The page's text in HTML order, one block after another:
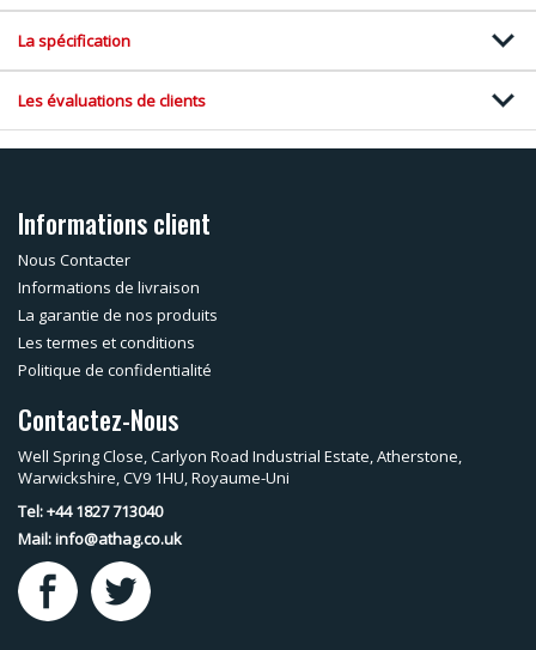
La spécification
Les évaluations de clients
Informations client
Nous Contacter
Informations de livraison
La garantie de nos produits
Les termes et conditions
Politique de confidentialité
Contactez-Nous
Well Spring Close, Carlyon Road Industrial Estate, Atherstone,
Warwickshire, CV9 1HU, Royaume-Uni
Tel: +44 1827 713040
Mail:info@athag.co.uk